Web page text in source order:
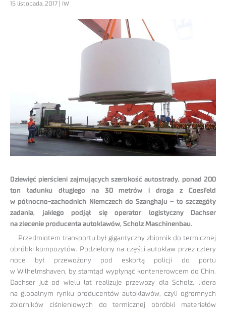
15 listopada, 2017 | IW
Dziewięć pierścieni zajmujących szerokość autostrady, ponad 200
ton ładunku długiego na 30 metrów i droga z Coesfeld
w północno-zachodnich Niemczech do Szanghaju – to szczegóły
zadania, jakiego podjął się operator logistyczny Dachser
na zlecenie producenta autoklawów, Scholz Maschinenbau.
Przedmiotem transportu był gigantyczny zbiornik do termicznej
obróbki kompozytów. Podzielony na części autoklaw przez cztery
noce był przewożony pod eskortą policji do portu
w Wilhelmshaven, by stamtąd wypłynąć kontenerowcem do Chin.
Dachser już od wielu lat realizuje przewozy dla Scholz, lidera
na globalnym rynku producentów autoklawów, czyli ogromnych
zbiorników ciśnieniowych do termicznej obróbki materiałów